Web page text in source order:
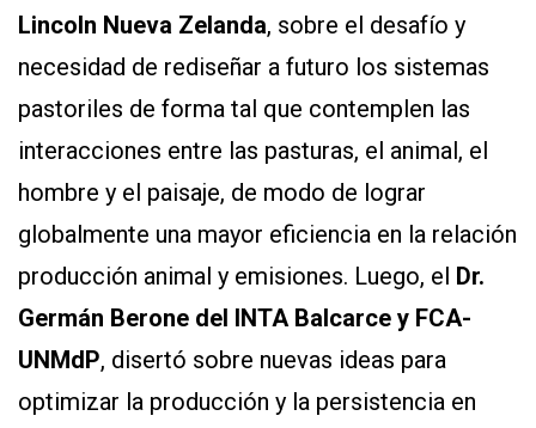
Lincoln Nueva Zelanda, sobre el desafío y
necesidad de rediseñar a futuro los sistemas
pastoriles de forma tal que contemplen las
interacciones entre las pasturas, el animal, el
hombre y el paisaje, de modo de lograr
globalmente una mayor eficiencia en la relación
producción animal y emisiones. Luego, el Dr.
Germán Berone del INTA Balcarce y FCA-
UNMdP, disertó sobre nuevas ideas para
optimizar la producción y la persistencia en